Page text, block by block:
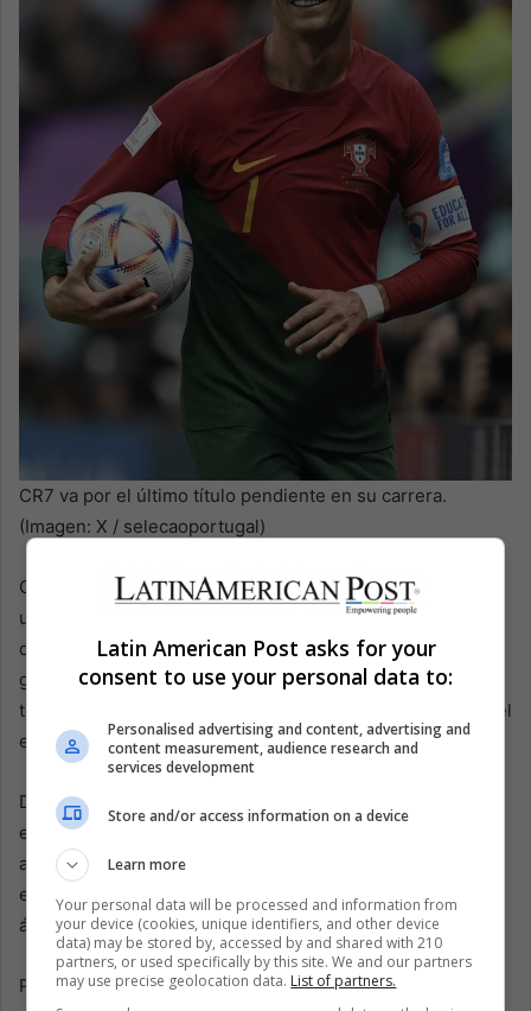
CR7 va por el último título pendiente en su carrera.
(Imagen: X / selecaoportugal)
Cristiano Ronaldo llega al Mundial 2026 con 41 años y con
un objetivo claro: intentar conquistar el único gran trofeo
que falta en su carrera. Portugal cuenta con una
generación muy talentosa, pero la figura de CR7 sigue
teniendo un peso emocional e histórico enorme dentro del
equipo.
Durante más de dos décadas, Cristiano redefinió los
estándares de profesionalismo, preparación física y
ambición competitiva. Aunque su juego ha cambiado con
el paso del tiempo, sigue siendo una amenaza dentro del
área y un líder natural para su selección.
Para Portugal, tener a su máximo referente histórico en el
Latin American Post asks for your
consent to use your personal data to:
Personalised advertising and content, advertising and
content measurement, audience research and
services development
Store and/or access information on a device
Learn more
Your personal data will be processed and information from
your device (cookies, unique identifiers, and other device
data) may be stored by, accessed by and shared with 210
partners, or used specifically by this site. We and our partners
may use precise geolocation data. List of partners.